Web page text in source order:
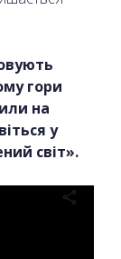
гори
на
у
світ».